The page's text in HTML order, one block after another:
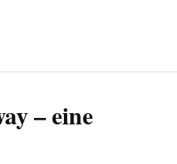
– eine